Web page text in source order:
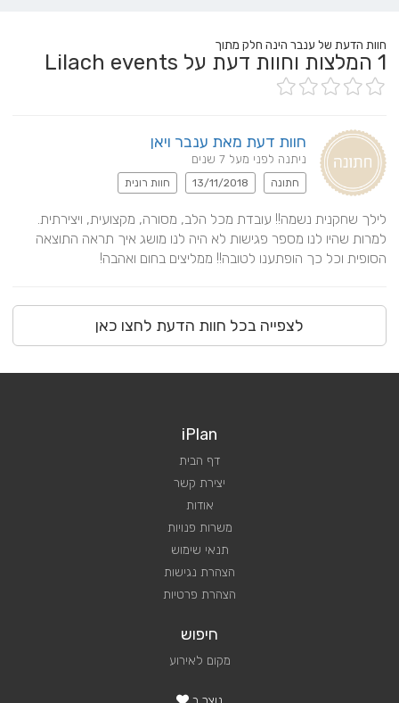
חוות הדעת של ענבר הינה חלק מתוך
1 המלצות וחוות דעת על Lilach events
חוות דעת מאת ענבר ויאן
ניתנה לפני מעל 7 שנים
חתונה 13/11/2018 חוות רונית
הסופית וכל כך הופתענו לטובה!! ממליצים בחום ואהבה!
לצפייה בכל חוות הדעת לחצו כאן
iPlan
דף הבית
יצירת קשר
אודות
משרות פנויות
תנאי שימוש
הצהרת נגישות
הצהרת פרטיות
חיפוש
מקום לאירוע